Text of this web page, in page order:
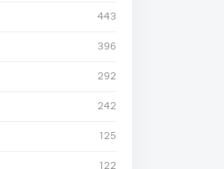
443
396
292
242
125
122